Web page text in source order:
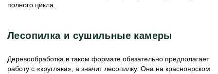
полного цикла.
Лесопилка и сушильные камеры
Деревообработка в таком формате обязательно предполагает
работу с «кругляка», а значит лесопилку. Она на красноярском